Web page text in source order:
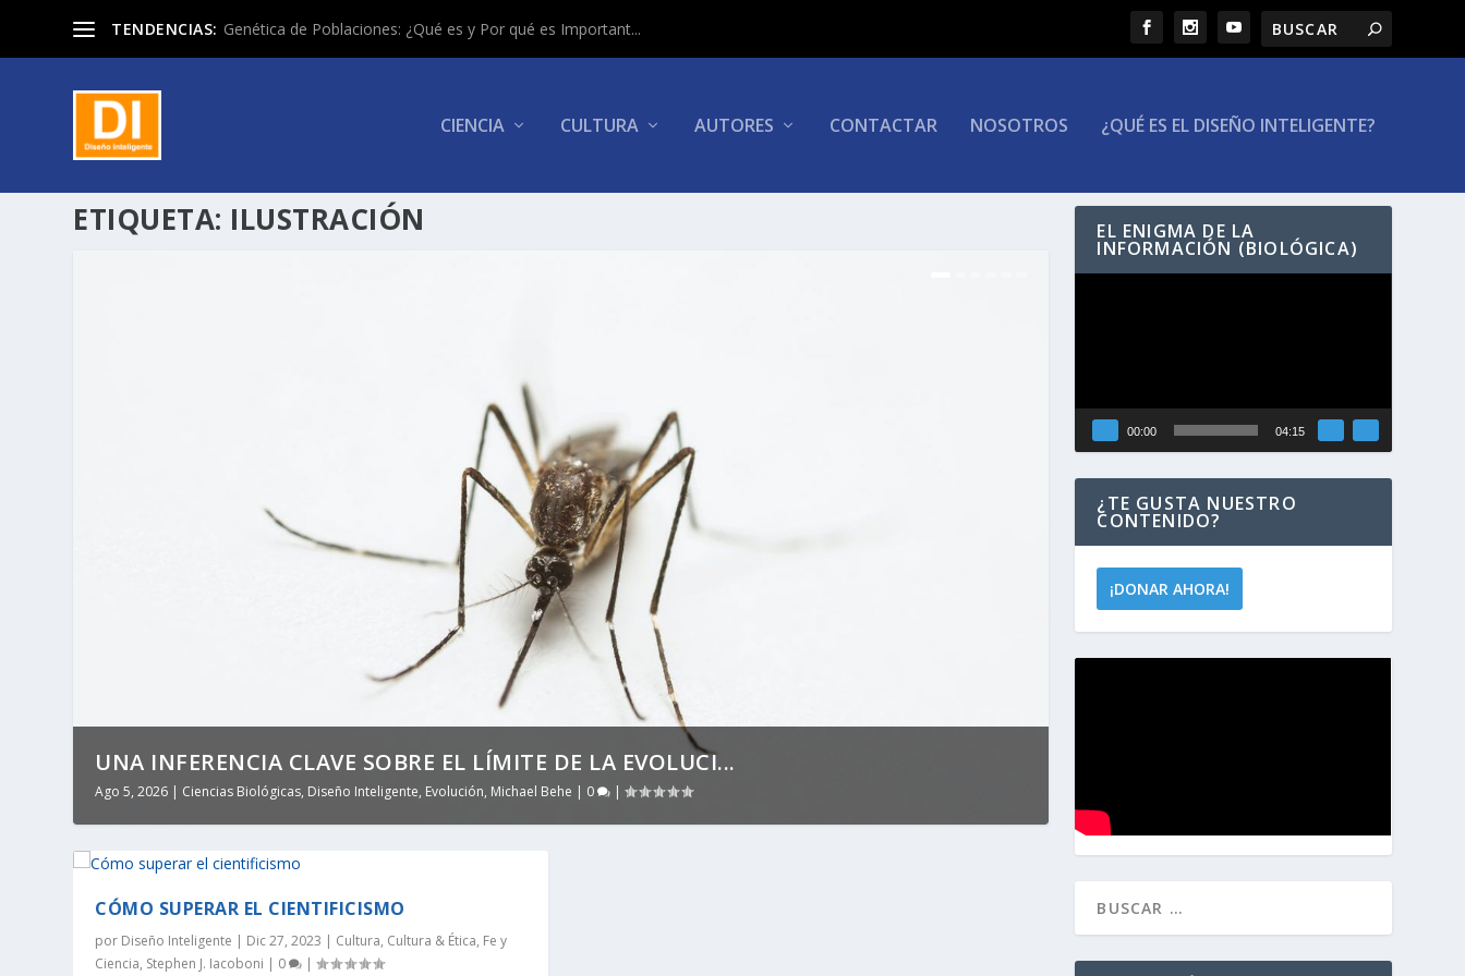
TENDENCIAS: Genética de Poblaciones: ¿Qué es y Por qué es Important...
CIENCIA CULTURA AUTORES CONTACTAR NOSOTROS ¿QUÉ ES EL DISEÑO INTELIGENTE?
ETIQUETA: ILUSTRACIÓN
UNA INFERENCIA CLAVE SOBRE EL LÍMITE DE LA EVOLUCI...
Ago 5, 2026 | Ciencias Biológicas, Diseño Inteligente, Evolución, Michael Behe | 0 |
CÓMO SUPERAR EL CIENTIFICISMO
por Diseño Inteligente | Dic 27, 2023 | Cultura, Cultura & Ética, Fe y
Ciencia, Stephen J. Iacoboni | 0 |
EL ENIGMA DE LA
INFORMACIÓN (BIOLÓGICA)
00:00 04:15
¿TE GUSTA NUESTRO
CONTENIDO?
¡DONAR AHORA!